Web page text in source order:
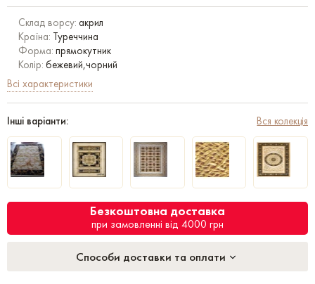
Склад ворсу: акрил
Країна: Туреччина
Форма: прямокутник
Колір: бежевий,чорний
Всі характеристики
Інші варіанти: Вся колекція
Безкоштовна доставка
при замовленні від 4000 грн
Способи доставки та оплати